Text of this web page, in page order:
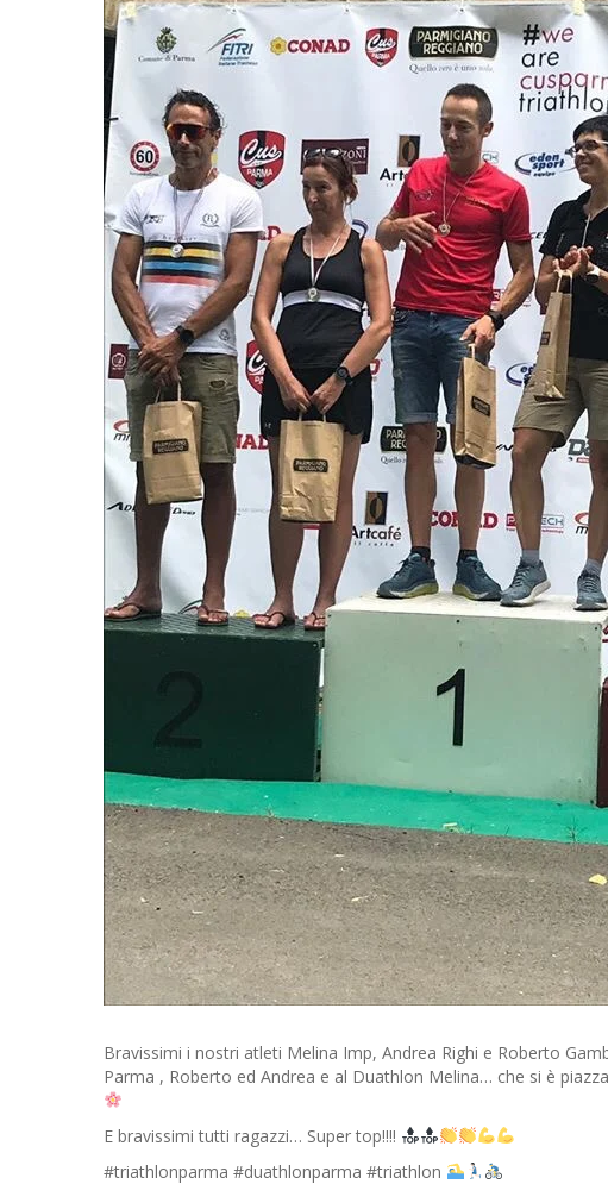
Bravissimi i nostri atleti Melina Imp, Andrea Righi e Roberto
Parma , Roberto ed Andrea e al Duathlon Melina… che si è
E bravissimi tutti ragazzi… Super top!!!!
#triathlonparma #duathlonparma #triathlon